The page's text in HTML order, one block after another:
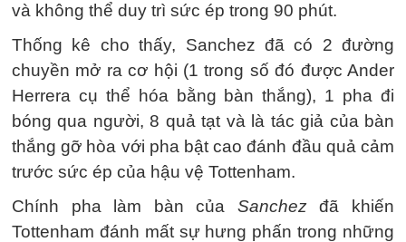
và không thể duy trì sức ép trong 90 phút.
Thống kê cho thấy, Sanchez đã có 2 đường
chuyền mở ra cơ hội (1 trong số đó được Ander
Herrera cụ thể hóa bằng bàn thắng), 1 pha đi
bóng qua người, 8 quả tạt và là tác giả của bàn
thắng gỡ hòa với pha bật cao đánh đầu quả cảm
trước sức ép của hậu vệ Tottenham.
Chính pha làm bàn của Sanchezđã khiến
Tottenham đánh mất sự hưng phấn trong những